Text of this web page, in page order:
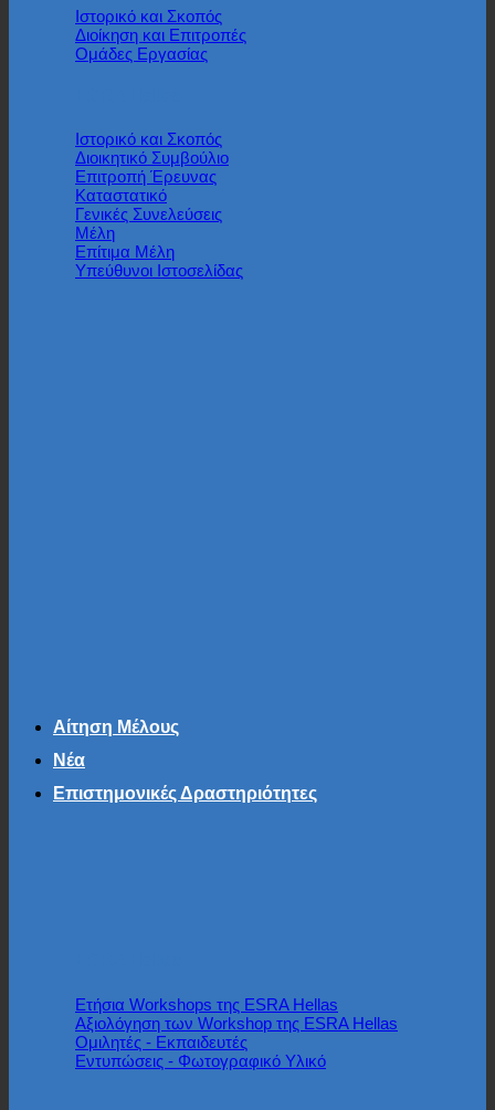
Iστορικό και Σκοπός
Διοίκηση και Επιτροπές
Ομάδες Εργασίας
Ιστορικό και Σκοπός
Διοικητικό Συμβούλιο
Επιτροπή Έρευνας
Καταστατικό
Γενικές Συνελεύσεις
Μέλη
Επίτιμα Μέλη
Υπεύθυνοι Ιστοσελίδας
Αίτηση Μέλους
Νέα
Επιστημονικές Δραστηριότητες
Ετήσια Workshops της ESRA Hellas
Αξιολόγηση των Workshop της ESRA Hellas
Ομιλητές - Εκπαιδευτές
Εντυπώσεις - Φωτογραφικό Υλικό